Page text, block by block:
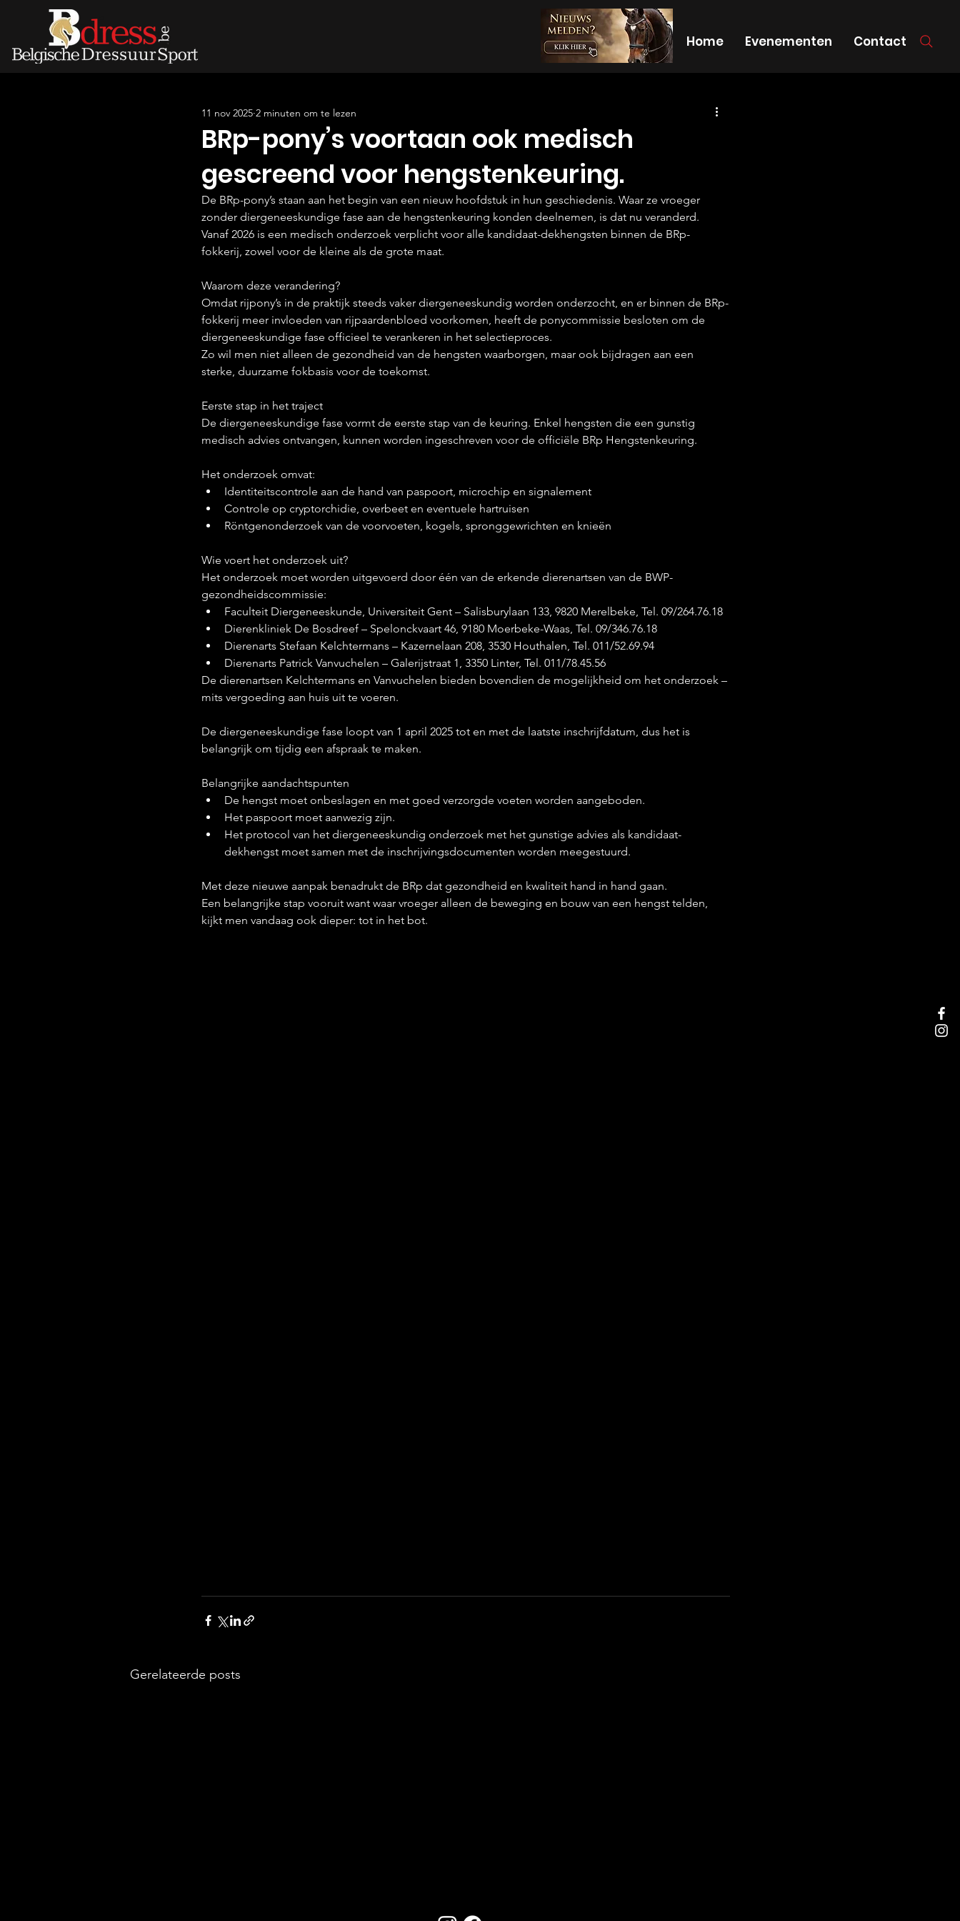
Home Evenementen Contact
BRp-pony’s voortaan ook medisch
gescreend voor hengstenkeuring.
11 nov 2025 2 minuten om te lezen
De BRp-pony’s staan aan het begin van een nieuw hoofdstuk in hun geschiedenis. Waar ze vroeger
zonder diergeneeskundige fase aan de hengstenkeuring konden deelnemen, is dat nu veranderd.
Vanaf 2026 is een medisch onderzoek verplicht voor alle kandidaat-dekhengsten binnen de BRp-
fokkerij, zowel voor de kleine als de grote maat.
Waarom deze verandering?
Omdat rijpony’s in de praktijk steeds vaker diergeneeskundig worden onderzocht, en er binnen de BRp-
fokkerij meer invloeden van rijpaardenbloed voorkomen, heeft de ponycommissie besloten om de
diergeneeskundige fase officieel te verankeren in het selectieproces.
Zo wil men niet alleen de gezondheid van de hengsten waarborgen, maar ook bijdragen aan een
sterke, duurzame fokbasis voor de toekomst.
Eerste stap in het traject
De diergeneeskundige fase vormt de eerste stap van de keuring. Enkel hengsten die een gunstig
medisch advies ontvangen, kunnen worden ingeschreven voor de officiële BRp Hengstenkeuring.
Het onderzoek omvat:
Identiteitscontrole aan de hand van paspoort, microchip en signalement
Controle op cryptorchidie, overbeet en eventuele hartruisen
Röntgenonderzoek van de voorvoeten, kogels, spronggewrichten en knieën
Wie voert het onderzoek uit?
Het onderzoek moet worden uitgevoerd door één van de erkende dierenartsen van de BWP-
gezondheidscommissie:
Faculteit Diergeneeskunde, Universiteit Gent – Salisburylaan 133, 9820 Merelbeke, Tel. 09/264.76.18
Dierenkliniek De Bosdreef – Spelonckvaart 46, 9180 Moerbeke-Waas, Tel. 09/346.76.18
Dierenarts Stefaan Kelchtermans – Kazernelaan 208, 3530 Houthalen, Tel. 011/52.69.94
Dierenarts Patrick Vanvuchelen – Galerijstraat 1, 3350 Linter, Tel. 011/78.45.56
De dierenartsen Kelchtermans en Vanvuchelen bieden bovendien de mogelijkheid om het onderzoek –
mits vergoeding aan huis uit te voeren.
De diergeneeskundige fase loopt van 1 april 2025 tot en met de laatste inschrijfdatum, dus het is
belangrijk om tijdig een afspraak te maken.
Belangrijke aandachtspunten
De hengst moet onbeslagen en met goed verzorgde voeten worden aangeboden.
Het paspoort moet aanwezig zijn.
Het protocol van het diergeneeskundig onderzoek met het gunstige advies als kandidaat-
dekhengst moet samen met de inschrijvingsdocumenten worden meegestuurd.
Met deze nieuwe aanpak benadrukt de BRp dat gezondheid en kwaliteit hand in hand gaan.
Een belangrijke stap vooruit want waar vroeger alleen de beweging en bouw van een hengst telden,
kijkt men vandaag ook dieper: tot in het bot.
Gerelateerde posts